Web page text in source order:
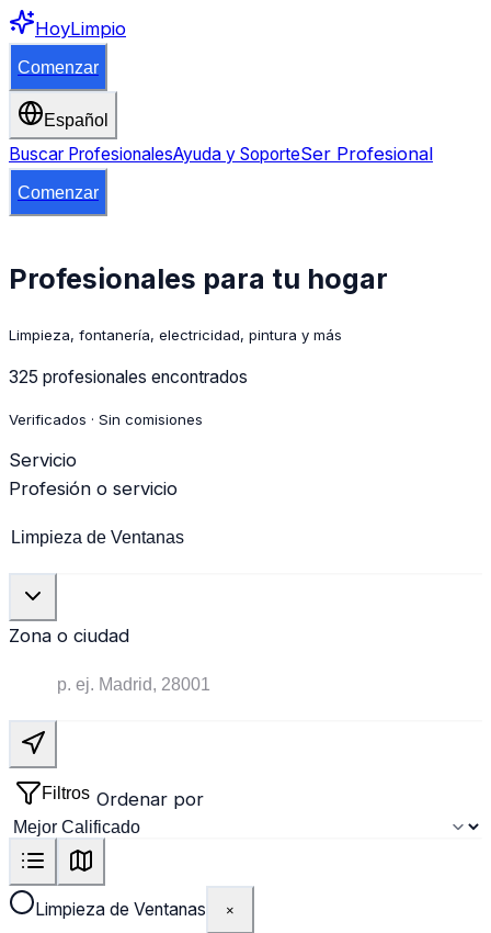
HoyLimpio
Comenzar
Español
Buscar ProfesionalesAyuda y SoporteSer Profesional
Comenzar
Profesionales para tu hogar
Limpieza, fontanería, electricidad, pintura y más
325 profesionales encontrados
Verificados · Sin comisiones
Servicio
Profesión o servicio
Zona o ciudad
Filtros Ordenar por
Limpieza de Ventanas ×